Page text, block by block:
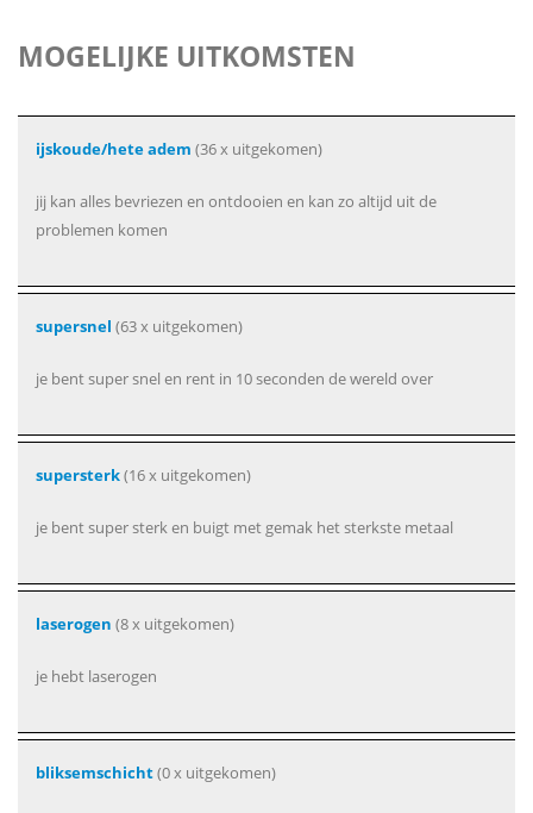
MOGELIJKE UITKOMSTEN
ijskoude/hete adem (36 x uitgekomen)
jij kan alles bevriezen en ontdooien en kan zo altijd uit de
problemen komen
supersnel (63 x uitgekomen)
je bent super snel en rent in 10 seconden de wereld over
supersterk(16 x uitgekomen)
je bent super sterk en buigt met gemak het sterkste metaal
laserogen (8 x uitgekomen)
je hebt laserogen
bliksemschicht(0 x uitgekomen)